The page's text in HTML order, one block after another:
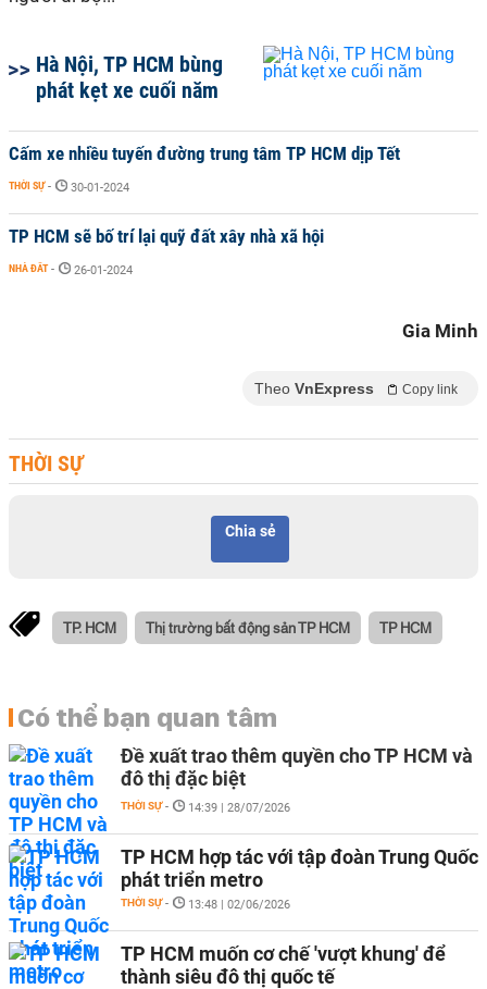
Hà Nội, TP HCM bùng
phát kẹt xe cuối năm
Cấm xe nhiều tuyến đường trung tâm TP HCM dịp Tết
THỜI SỰ - 30-01-2024
TP HCM sẽ bố trí lại quỹ đất xây nhà xã hội
NHÀ ĐẤT - 26-01-2024
Gia Minh
Theo VnExpress Copy link
THỜI SỰ
Chia sẻ
TP. HCM Thị trường bất động sản TP HCM TP HCM
Có thể bạn quan tâm
Đề xuất trao thêm quyền cho TP HCM và
đô thị đặc biệt
THỜI SỰ - 14:39 | 28/07/2026
TP HCM hợp tác với tập đoàn Trung Quốc
phát triển metro
THỜI SỰ - 13:48 | 02/06/2026
TP HCM muốn cơ chế 'vượt khung' để
thành siêu đô thị quốc tế